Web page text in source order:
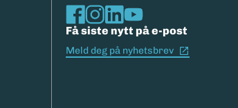
Få siste nytt på e-post
Meld deg på nyhetsbrev